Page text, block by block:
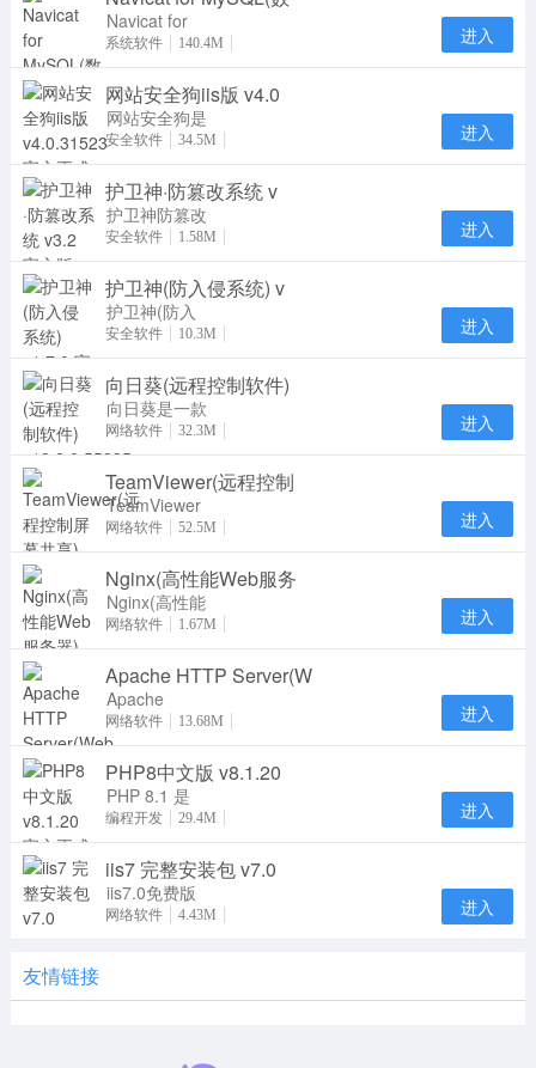
Navicat for
MySQL15是
MySQL数据
库研发推
系统软件 140.4M 进入
网站安全狗iis版 v4.0
网站安全狗是
一款集网站内
网站资源保护
及
安全软件 34.5M 进入
护卫神·防篡改系统 v
护卫神防篡改
系统是一款专
篡改的软件，
采用
安全软件 1.58M 进入
护卫神(防入侵系统) v
护卫神(防入
侵系统)官方
器安全管理软
件，护
安全软件 10.3M 进入
向日葵(远程控制软件)
向日葵是一款
专业实用的远
程控制软件。
向日葵远程控
制
网络软件 32.3M 进入
TeamViewer(远程控制
TeamViewer
是一个在任何
代理的后台用
于远
网络软件 52.5M 进入
Nginx(高性能Web服务
Nginx(高性能
Web服务器)
下一个高性能
的 HT
网络软件 1.67M 进入
Apache HTTP Server(W
Apache
HTTP Server
通俗地称为
Apache，是
一个开放源码
网络软件 13.68M 进入
PHP8中文版 v8.1.20
PHP 8.1 是
PHP 语言的
新。它包含了
许多
编程开发 29.4M 进入
iis7 完整安装包 v7.0
iis7.0免费版
是微软Web
网络软件 4.43M 进入
友情链接